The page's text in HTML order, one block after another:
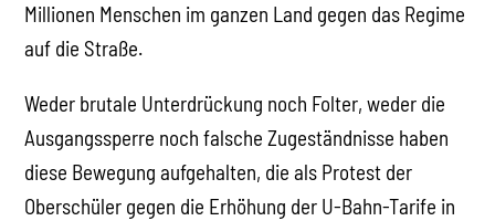
Millionen Menschen im ganzen Land gegen das Regime
auf die Straße.
Weder brutale Unterdrückung noch Folter, weder die
Ausgangssperre noch falsche Zugeständnisse haben
diese Bewegung aufgehalten, die als Protest der
Oberschüler gegen die Erhöhung der U-Bahn-Tarife in